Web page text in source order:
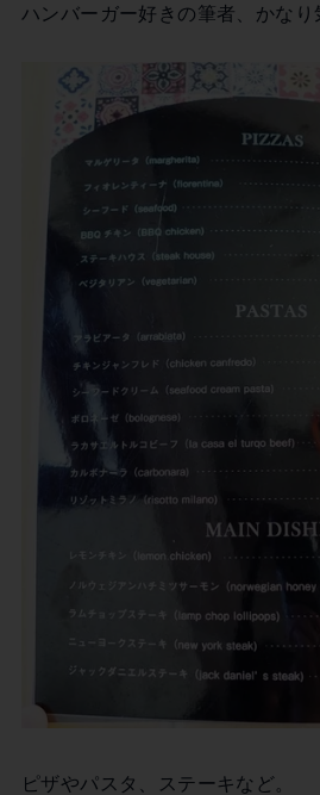
ハンバーガー好きの筆者、かなり
ピザやパスタ、ステーキなど。